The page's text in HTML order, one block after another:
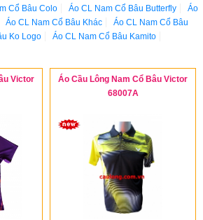
Cổ Bâu Colo Áo CL Nam Cổ Bâu Butterfly
Áo
Áo CL Nam Cổ Bâu Khác
Áo CL Nam Cổ Bâu
Ko Logo Áo CL Nam Cổ Bâu Kamito
Victor
Áo Cầu Lông Nam Cổ Bâu Victor
68007A